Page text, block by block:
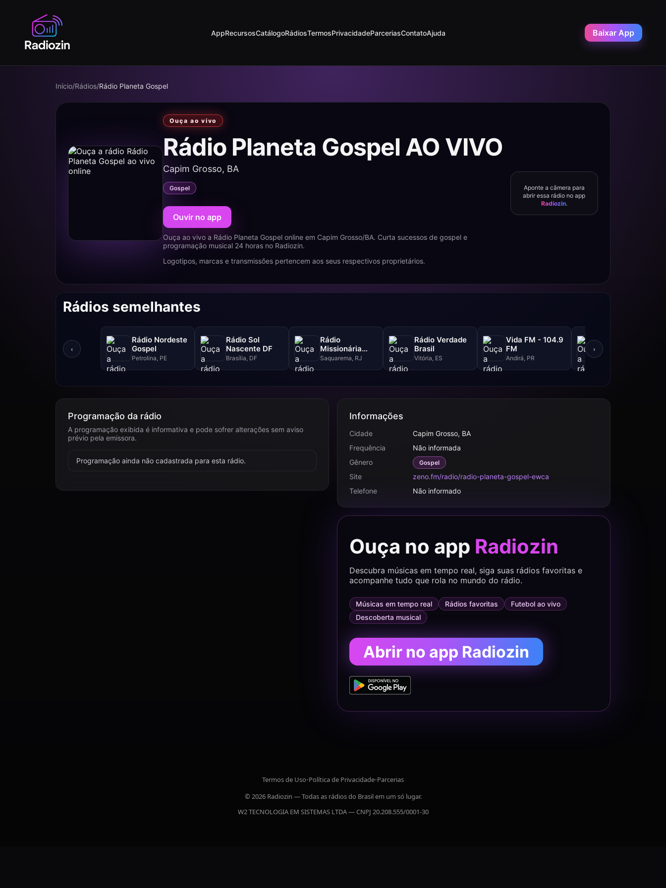
AppRecursosCatálogoRádiosTermosPrivacidadeParceriasContatoAjuda Baixar App
Início/Rádios/Rádio Planeta Gospel
Ouça ao vivo
Rádio Planeta Gospel AO VIVO
Capim Grosso, BA
Gospel
Ouvir no app
Ouça ao vivo a Rádio Planeta Gospel online em Capim Grosso/BA. Curta sucessos de gospel e
programação musical 24 horas no Radiozin.
Logotipos, marcas e transmissões pertencem aos seus respectivos proprietários.
Aponte a câmera para
abrir essa rádio no app
Radiozin.
Rádios semelhantes
‹
Rádio Nordeste
Gospel
Petrolina, PE
Rádio Sol
Nascente DF
Brasília, DF
Rádio
Missionária
Central Gospel
Saquarema, RJ
Rádio Verdade
Brasil
Vitória, ES
Vida FM - 104.9
FM
Andirá, PR
São Paulo, SP
›
Programação da rádio
A programação exibida é informativa e pode sofrer alterações sem aviso
prévio pela emissora.
Programação ainda não cadastrada para esta rádio.
Informações
Cidade
Capim Grosso, BA
Frequência
Não informada
Gênero
Gospel
Site
zeno.fm/radio/radio-planeta-gospel-ewca
Telefone
Não informado
Ouça no app Radiozin
Descubra músicas em tempo real, siga suas rádios favoritas e
acompanhe tudo que rola no mundo do rádio.
Músicas em tempo real Rádios favoritas
Futebol ao vivo
Descoberta musical
Abrir no app Radiozin
Termos de Uso•Política de Privacidade•Parcerias
© 2026 Radiozin — Todas as rádios do Brasil em um só lugar.
W2 TECNOLOGIA EM SISTEMAS LTDA — CNPJ 20.208.555/0001-30